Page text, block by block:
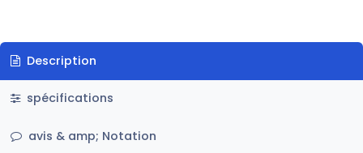
Description
spécifications
avis & amp; Notation